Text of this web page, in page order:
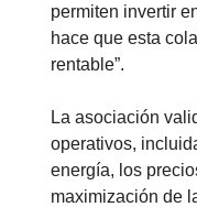
permiten invertir
hace que esta
rentable”.
La asociación
operativos,
energía, los
maximización de